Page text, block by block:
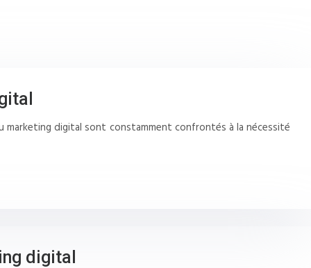
marketing digital sont constamment confrontés à la nécessité
digital